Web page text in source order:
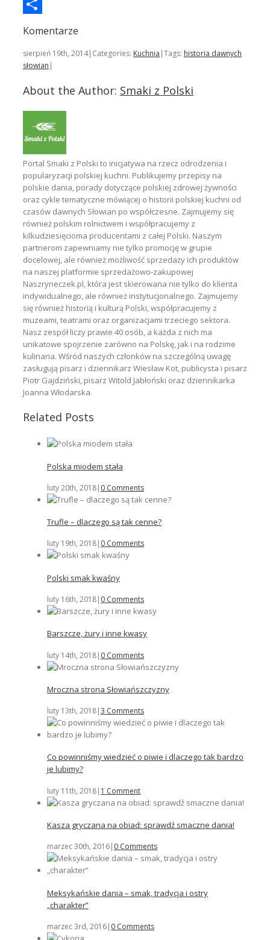
Wykop
Komentarze
sierpień 19th, 2014| Categories: Kuchnia |Tags: historia dawnych
słowian |
About the Author: Smaki z Polski
Portal Smaki z Polski to inicjatywa na rzecz odrodzenia i
popularyzacji polskiej kuchni. Publikujemy przepisy na
polskie dania, porady dotyczące polskiej zdrowej żywności
oraz cykle tematyczne mówiącej o historii polskiej kuchni od
czasów dawnych Słowian po współczesne. Zajmujemy się
również polskim rolnictwem i współpracujemy z
kilkudziesięcioma producentami z całej Polski. Naszym
partnerom zapewniamy nie tylko promocję w grupie
docelowej, ale również możliwość sprzedaży ich produktów
na naszej platformie sprzedażowo-zakupowej
Naszryneczek.pl, która jest skierowana nie tylko do klienta
indywidualnego, ale również instytucjonalnego. Zajmujemy
się również historią i kulturą Polski, współpracujemy z
muzeami, teatrami oraz organizacjami trzeciego sektora.
Nasz zespół liczy prawie 40 osób, a każda z nich ma
unikatowe spojrzenie zarówno na Polskę, jak i na rodzime
kulinaria. Wśród naszych członków na szczególną uwagę
zasługują pisarz i dziennikarz Wiesław Kot, publicysta i pisarz
Piotr Gajdziński, pisarz Witold Jabłoński oraz dziennikarka
Joanna Włodarska.
Related Posts
Polska miodem stała
luty 20th, 2018| 0 Comments
Trufle – dlaczego są tak cenne?
luty 19th, 2018| 0 Comments
Polski smak kwaśny
luty 16th, 2018| 0 Comments
Barszcze, żury i inne kwasy
luty 14th, 2018| 0 Comments
Mroczna strona Słowiańszczyzny
luty 13th, 2018|3 Comments
Co powinniśmy wiedzieć o piwie i dlaczego tak bardzo
je lubimy?
luty 11th, 2018| 1 Comment
Kasza gryczana na obiad: sprawdź smaczne dania!
marzec 30th, 2016| 0 Comments
Meksykańskie dania – smak, tradycja i ostry
„charakter”
marzec 3rd, 2016| 0 Comments